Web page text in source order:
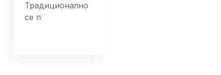
Традиционално
се п